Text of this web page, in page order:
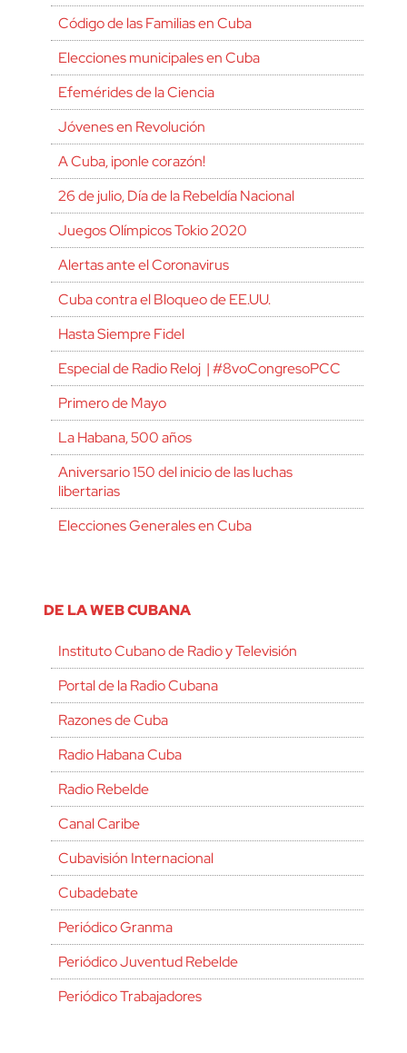
Código de las Familias en Cuba
Elecciones municipales en Cuba
Efemérides de la Ciencia
Jóvenes en Revolución
A Cuba, ¡ponle corazón!
26 de julio, Día de la Rebeldía Nacional
Juegos Olímpicos Tokio 2020
Alertas ante el Coronavirus
Cuba contra el Bloqueo de EE.UU.
Hasta Siempre Fidel
Especial de Radio Reloj | #8voCongresoPCC
Primero de Mayo
La Habana, 500 años
Aniversario 150 del inicio de las luchas
libertarias
Elecciones Generales en Cuba
DE LA WEB CUBANA
Instituto Cubano de Radio y Televisión
Portal de la Radio Cubana
Razones de Cuba
Radio Habana Cuba
Radio Rebelde
Canal Caribe
Cubavisión Internacional
Cubadebate
Periódico Granma
Periódico Juventud Rebelde
Periódico Trabajadores